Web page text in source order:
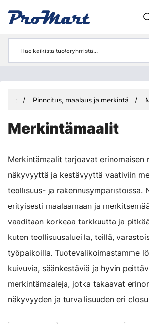
Pinnoitus, maalaus ja merkintä
Merkintämaalit
Merkintämaalit tarjoavat erinomaisen
näkyvyyttä ja kestävyyttä vaativiin
teollisuus- ja rakennusympäristöissä.
erityisesti maalaamaan ja
vaaditaan korkeaa tarkkuutta ja
kuten teollisuusalueilla, teillä,
työpaikoilla. Tuotevalikoimastamme
kuivuvia, säänkestäviä ja hyvin
merkintämaaleja, jotka takaavat
näkyvyyden ja turvallisuuden eri